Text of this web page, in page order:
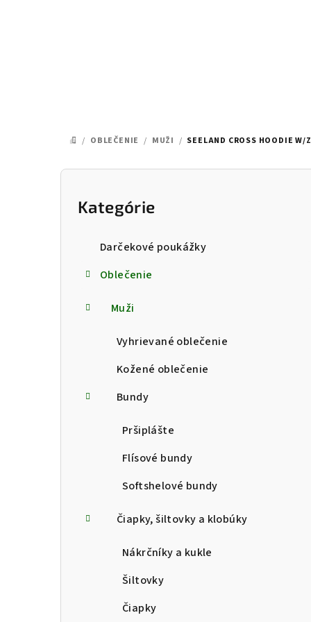
DOMOV
/ OBLEČENIE / MUŽI / SEELAND CROSS HOODIE W/
Preskočiť
kategórie
Kategórie
Darčekové poukážky
Oblečenie
Muži
Vyhrievané oblečenie
Kožené oblečenie
Bundy
Pršiplášte
Flísové bundy
Softshelové bundy
Čiapky, šiltovky a klobúky
Nákrčníky a kukle
Šiltovky
Čiapky